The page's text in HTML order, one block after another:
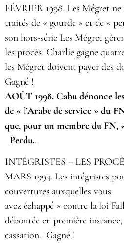
FÉVRIER 1998. Les Mégret
traités de « gourde » et de «
son hors-série Les Mégret
les procès. Charlie gagne
les Mégret doivent payer des
Gagné !
AOÛT 1998. Cabu dénonce
de « l’Arabe de service » du
que, pour un membre du FN,
Perdu..
INTÉGRISTES – LES
MARS 1994. Les intégristes
couvertures auxquelles vous
avez échappé » contre la loi
déboutée en première
cassation. Gagné !